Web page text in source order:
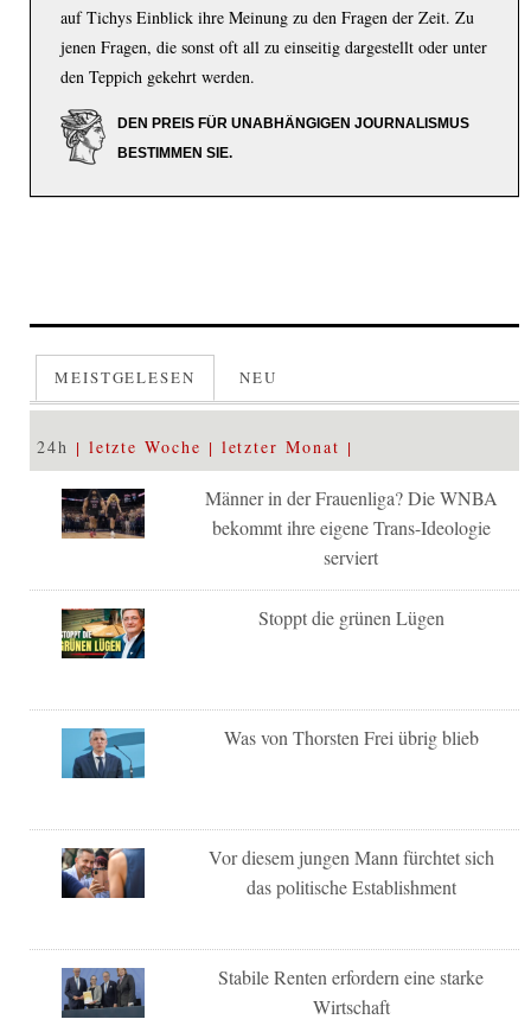
auf Tichys Einblick ihre Meinung zu den Fragen der Zeit. Zu
jenen Fragen, die sonst oft all zu einseitig dargestellt oder unter
den Teppich gekehrt werden.
DEN PREIS FÜR UNABHÄNGIGEN JOURNALISMUS
BESTIMMEN SIE.
MEISTGELESEN NEU
24h letzte Woche letzter Monat
Männer in der Frauenliga? Die WNBA
bekommt ihre eigene Trans-Ideologie
serviert
Stoppt die grünen Lügen
Was von Thorsten Frei übrig blieb
Vor diesem jungen Mann fürchtet sich
das politische Establishment
Stabile Renten erfordern eine starke
Wirtschaft